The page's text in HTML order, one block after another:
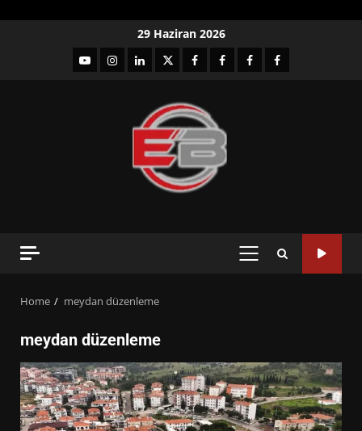
29 Haziran 2026
YouTubeInstagram
LinkedIntwitterfacebook-Facebook-
Facebook-Facebook-
PRIMARY
Home meydan düzenleme
meydan düzenleme